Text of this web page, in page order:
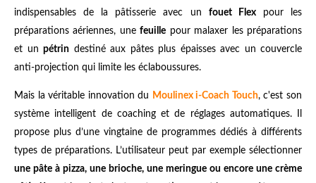
indispensables de la pâtisserie avec un fouet Flexpour les
préparations aériennes, unefeuille pour malaxer les préparations
et un pétrin destiné aux pâtes plus épaisses avec un couvercle
anti-projection qui limite les éclaboussures.
Mais la véritable innovation du Moulinex i-Coach Touch, c'est son
système intelligent de coaching et de réglages automatiques. Il
propose plus d’une vingtaine de programmes dédiés à différents
types de préparations. L’utilisateur peut par exemple sélectionner
une pâte à pizza, une brioche, une meringue ou encore une crème